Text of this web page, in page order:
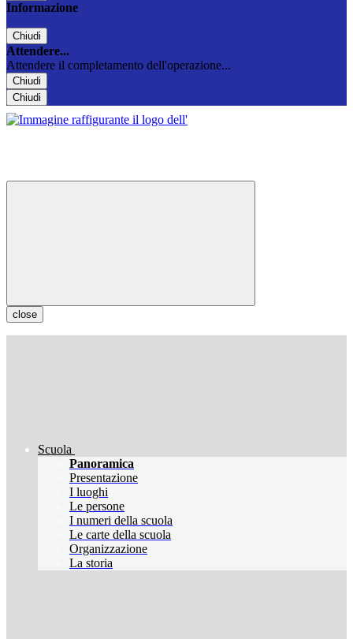
Informazione
Chiudi
Attendere...
Attendere il completamento dell'operazione...
Chiudi
Chiudi
close
Scuola
Panoramica
Presentazione
I luoghi
Le persone
I numeri della scuola
Le carte della scuola
Organizzazione
La storia